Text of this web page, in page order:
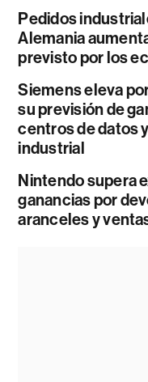
Pedidos
Alemania
previsto por los
Siemens eleva
su previsión de
centros de datos
industrial
Nintendo supera
ganancias por
aranceles y